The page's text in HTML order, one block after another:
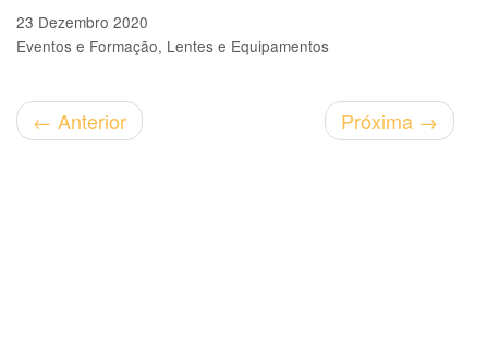
23 Dezembro 2020
Eventos e Formação Lentes e Equipamentos
← Anterior Próxima →